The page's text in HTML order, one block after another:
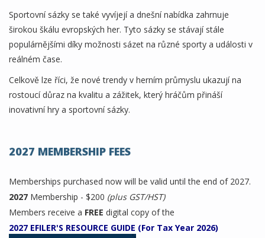
Sportovní sázky se také vyvíjejí a dnešní nabídka zahrnuje
širokou škálu evropských her. Tyto sázky se stávají stále
populárnějšími díky možnosti sázet na různé sporty a události v
reálném čase.
Celkově lze říci, že nové trendy v herním průmyslu ukazují na
rostoucí důraz na kvalitu a zážitek, který hráčům přináší
inovativní hry a sportovní sázky.
2027 MEMBERSHIP FEES
Memberships purchased now will be valid until the end of 2027.
2027 Membership - $200 (plus GST/HST)
Members receive a FREE digital copy of the
2027 EFILER'S RESOURCE GUIDE (For Tax Year 2026)